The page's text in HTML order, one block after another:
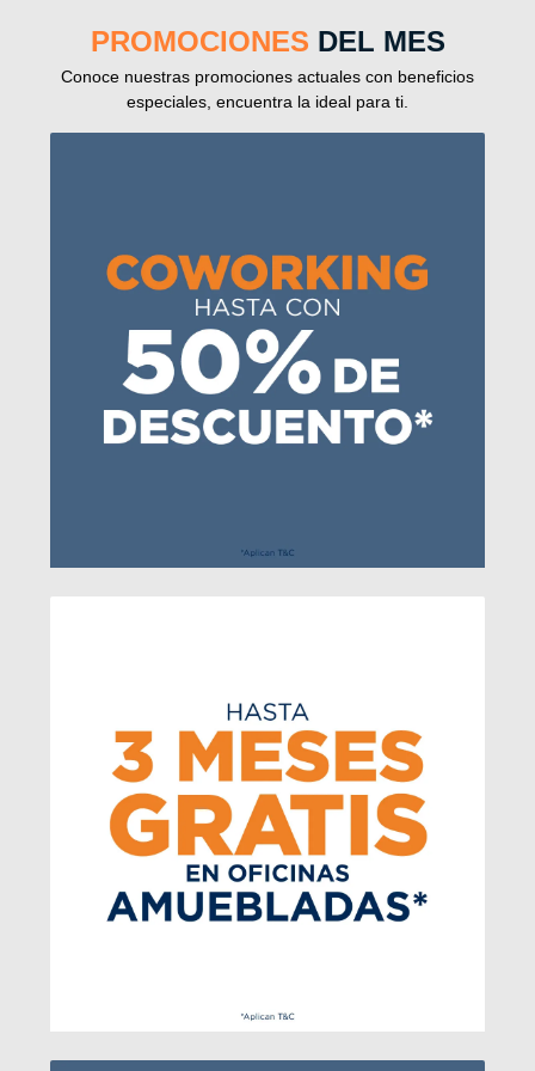
PROMOCIONES DEL MES
Conoce nuestras promociones actuales con beneficios
especiales, encuentra la ideal para ti.